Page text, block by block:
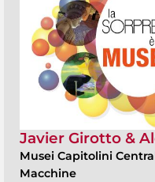
Javier Girotto &
Musei Capitolini
Macchine